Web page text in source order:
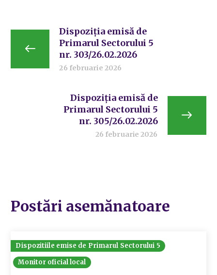
Dispoziția emisă de
Primarul Sectorului 5
nr. 303/26.02.2026
26 februarie 2026
Dispoziția emisă de
Primarul Sectorului 5
nr. 305/26.02.2026
26 februarie 2026
Postări asemănatoare
Dispozitiile emise de Primarul Sectorului 5
Monitor oficial local